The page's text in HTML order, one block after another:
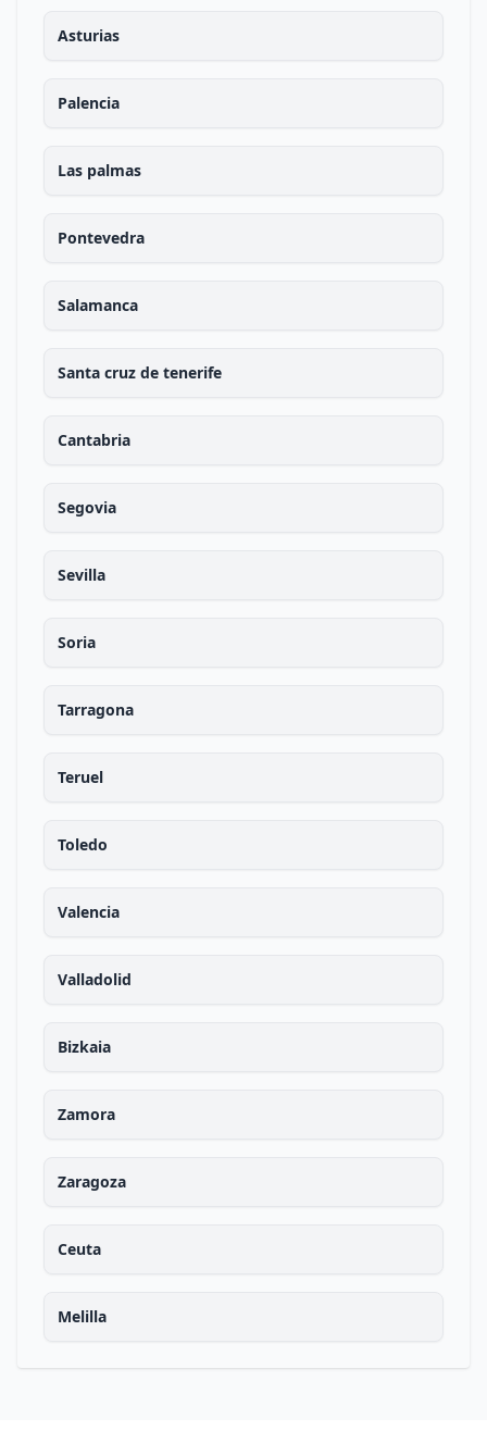
Asturias
Palencia
Las palmas
Pontevedra
Salamanca
Santa cruz de tenerife
Cantabria
Segovia
Sevilla
Soria
Tarragona
Teruel
Toledo
Valencia
Valladolid
Bizkaia
Zamora
Zaragoza
Ceuta
Melilla